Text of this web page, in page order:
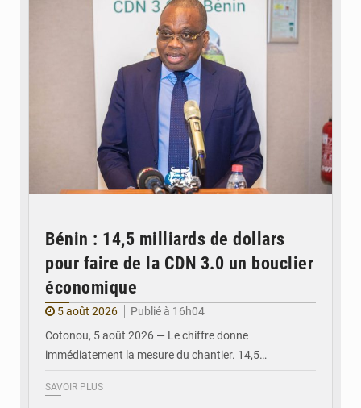
Bénin : 14,5 milliards de dollars
pour faire de la CDN 3.0 un bouclier
économique
5 août 2026
Publié à 16h04
Cotonou, 5 août 2026 — Le chiffre donne
immédiatement la mesure du chantier. 14,5…
SAVOIR PLUS